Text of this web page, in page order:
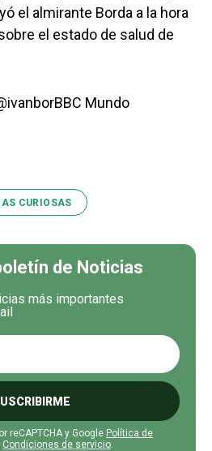
el almirante Borda a la hora
el estado de salud de
BBC Mundo
CURIOSAS
de Noticias
más importantes
reCAPTCHA y Google Política de
Condiciones de servicio